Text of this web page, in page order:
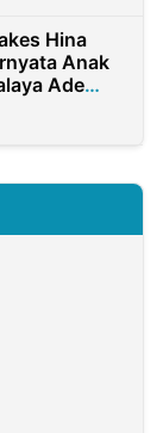
Hina
Anak
Ade